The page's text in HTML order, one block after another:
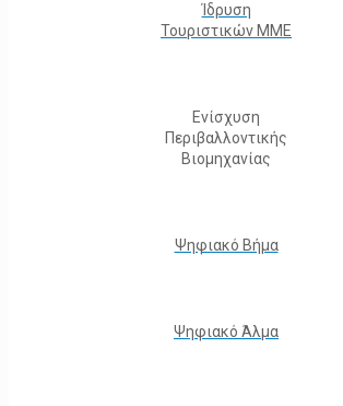
Ίδρυση
Τουριστικών ΜΜΕ
Ενίσχυση
Περιβαλλοντικής
Βιομηχανίας
Ψηφιακό Βήμα
Ψηφιακό Άλμα